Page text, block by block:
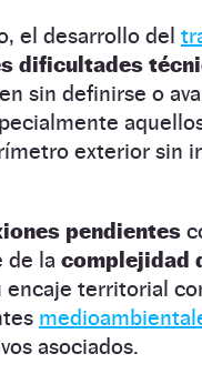
el desarrollo del
dificultades
sin definirse o
exterior sin
pendientes
de la complejidad
encaje territorial
asociados.